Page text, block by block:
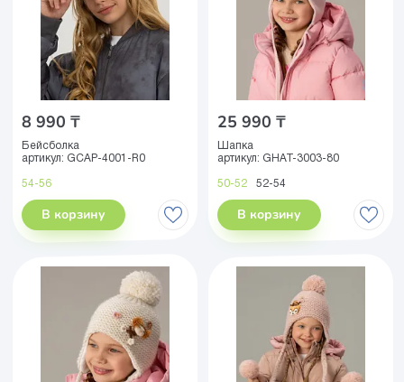
8 990 ₸
Бейсболка
артикул: GCAP-4001-R0
54-56
В корзину
25 990 ₸
Шапка
артикул: GHAT-3003-80
50-52 52-54
В корзину